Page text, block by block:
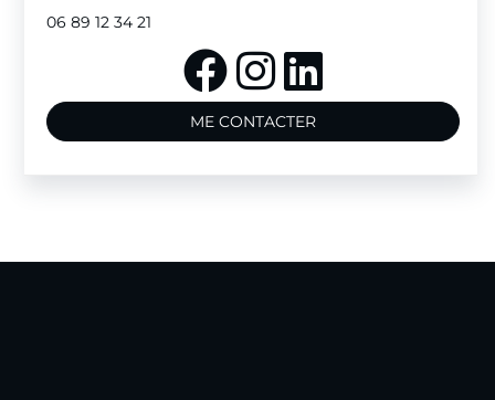
06 89 12 34 21
ME CONTACTER